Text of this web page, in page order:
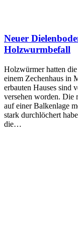
Neuer
Holzwurmbefall
Holzwürmer hatten
einem Zechenhaus in
erbauten Hauses sind
versehen worden. Die
auf einer Balkenlage
stark durchlöchert
die…